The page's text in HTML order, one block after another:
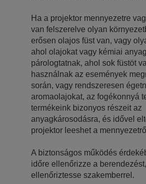
Ha a projektor mennyezetre
van felszerelve olyan
erősen olajos füst van, vagy
ahol olajokat vagy kémiai
párologtatnak, ahol sok füstöt
használnak az események
során, vagy rendszeresen
aromaolajokat, az fogékonnyá
termékeink bizonyos részeit az
anyagkárosodásra, és idővel
projektor leeshet a
A biztonságos működés
időre ellenőrizze a
ellenőriztesse szakemberrel.